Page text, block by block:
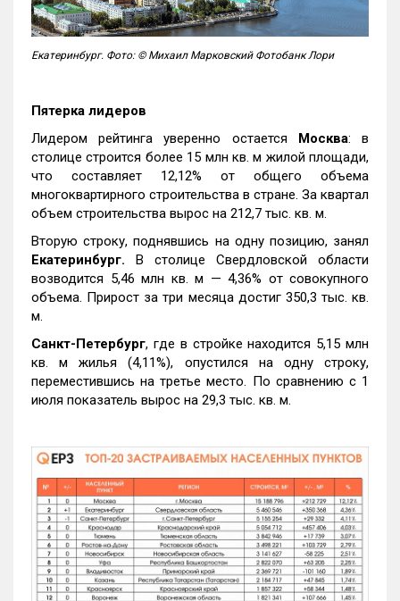
Екатеринбург. Фото: © Михаил Марковский Фотобанк Лори
Пятерка лидеров
Лидером рейтинга уверенно остается Москва: в
столице строится более 15 млн кв. м жилой площади,
что составляет 12,12% от общего объема
многоквартирного строительства в стране. За квартал
объем строительства вырос на 212,7 тыс. кв. м.
Вторую строку, поднявшись на одну позицию, занял
Екатеринбург. В столице Свердловской области
возводится 5,46 млн кв. м — 4,36% от совокупного
объема. Прирост за три месяца достиг 350,3 тыс. кв.
м.
Санкт-Петербург, где в стройке находится 5,15 млн
кв. м жилья (4,11%), опустился на одну строку,
переместившись на третье место. По сравнению с 1
июля показатель вырос на 29,3 тыс. кв. м.